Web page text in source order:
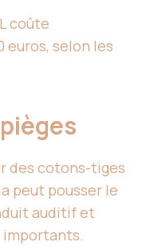
coûte
selon les
des cotons-tiges
peut pousser le
auditif et
importants.